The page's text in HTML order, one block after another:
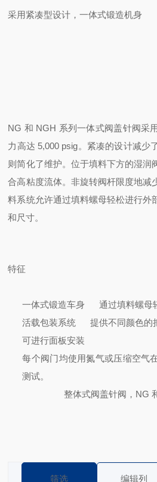
采用紧凑型设计，一体式锻造机身
NG 和 NGH 系列一体式阀盖针阀采
力高达 5,000 psig。紧凑的设计减少
则简化了维护。位于填料下方的湿润
合高粘度流体。非旋转阀杆限度地减
料系统允许通过填料螺母轻松进行外
和尺寸。
特征
一体式锻造车身
通过填料螺母
活载包装系统
提供不同颜色的
可进行面板安装
每个阀门均使用氮气或压缩空气
测试。
整体式阀盖针阀，NG
筛选 编辑列